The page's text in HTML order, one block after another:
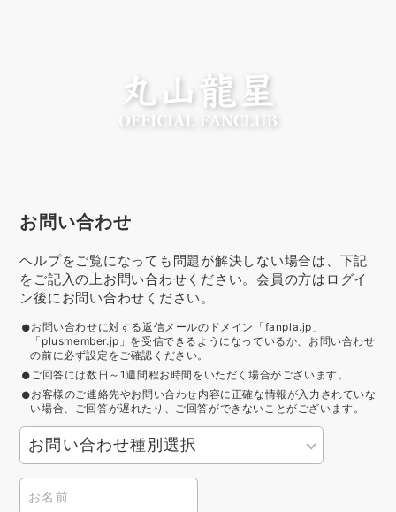
お問い合わせ
ヘルプをご覧になっても問題が解決しない場合は、下記
をご記入の上お問い合わせください。会員の方はログイ
ン後にお問い合わせください。
お問い合わせに対する返信メールのドメイン「fanpla.jp」
「plusmember.jp」を受信できるようになっているか、お問い合わせ
の前に必ず設定をご確認ください。
ご回答には数日～1週間程お時間をいただく場合がございます。
お客様のご連絡先やお問い合わせ内容に正確な情報が入力されていな
い場合、ご回答が遅れたり、ご回答ができないことがございます。